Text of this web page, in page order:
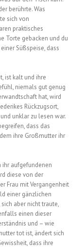
berührte. Was
sich von
praktisches
Torte gebacken und du
Süßspeise, dass
ist kalt und ihre
niemals gut genug
hat, wird
Rückzugsort,
unklar zu lesen war.
dass das
ihre Großmutter ihr
ihr aufgefundenen
diese von der
Frau mit Vergangenheit
einer gänzlichen
aber nicht traute,
einen dieser
und – wie
tot ist, ändert sich
dass ihre